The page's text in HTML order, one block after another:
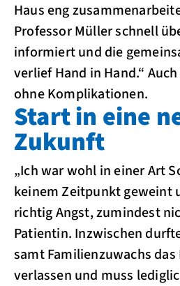
Haus eng
Professor Müller schnell
informiert und die
verlief Hand in Hand.“
ohne Komplikationen.
Start in eine
Zukunft
„Ich war wohl in einer Art
keinem Zeitpunkt geweint
richtig Angst, zumindest
Patientin. Inzwischen
samt Familienzuwachs
verlassen und muss